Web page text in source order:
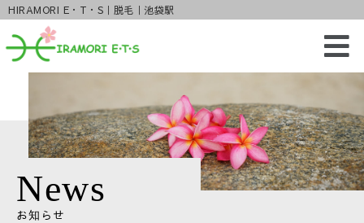
HIRAMORI E・T・S｜脱毛｜池袋駅
News
お知らせ